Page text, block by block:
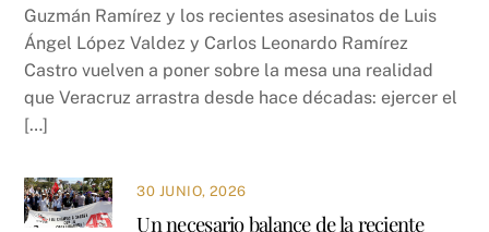
Guzmán Ramírez y los recientes asesinatos de Luis
Ángel López Valdez y Carlos Leonardo Ramírez
Castro vuelven a poner sobre la mesa una realidad
que Veracruz arrastra desde hace décadas: ejercer el
[…]
30 JUNIO, 2026
Un necesario balance de la reciente